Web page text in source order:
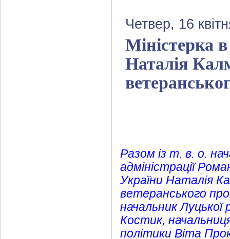
Четвер, 16
Міністерка
Наталія
Разом із т. в. о.
адміністрації
України Наталія
ветеранського
начальник Луцької
Костик,
політики Віта